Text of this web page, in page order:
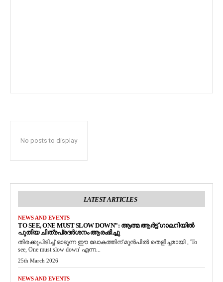
No posts to display
LATEST ARTICLES
NEWS AND EVENTS
TO SEE, ONE MUST SLOW DOWN”: ആത്മ ആർട്ട് ഗാലറിയിൽ
പുതിയ ചിത്രപ്രദർശനം ആരംഭിച്ചു
തിരക്കുപിടിച്ച് ഓടുന്ന ഈ ലോകത്തിന് മുൻപിൽ തെളിച്ചമായി , 'To
see, One must slow down' എന്ന...
25th March 2026
NEWS AND EVENTS